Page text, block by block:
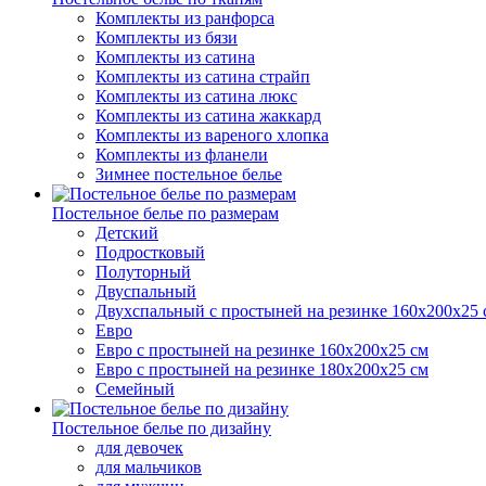
Комплекты из ранфорса
Комплекты из бязи
Комплекты из сатина
Комплекты из сатина страйп
Комплекты из сатина люкс
Комплекты из сатина жаккард
Комплекты из вареного хлопка
Комплекты из фланели
Зимнее постельное белье
Постельное белье по размерам
Детский
Подростковый
Полуторный
Двуспальный
Двухспальный с простыней на резинке 160х200х25
Евро
Евро с простыней на резинке 160х200х25 см
Евро с простыней на резинке 180х200х25 см
Семейный
Постельное белье по дизайну
для девочек
для мальчиков